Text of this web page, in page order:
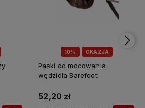
10% OKAZJA
Paski policzkowe "Cre8"
KAVALKADE
53,10 zł